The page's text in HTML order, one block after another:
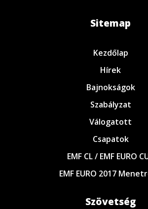
Sitemap
Kezdőlap
Hírek
Bajnokságok
Szabályzat
Válogatott
Csapatok
EMF CL / EMF EURO
EMF EURO 2017
Szövetség